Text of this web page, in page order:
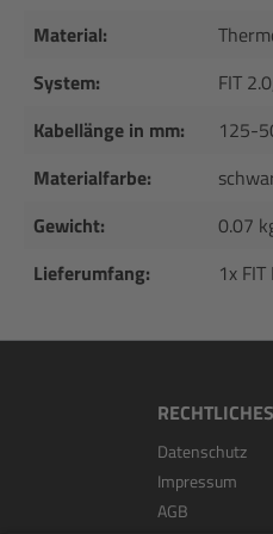
Material:
System:
FIT
Kabellänge in mm:
125-
Materialfarbe:
Gewicht:
0.07
Lieferumfang:
1x
RECHTLICHES
Datenschutz
Impressum
AGB